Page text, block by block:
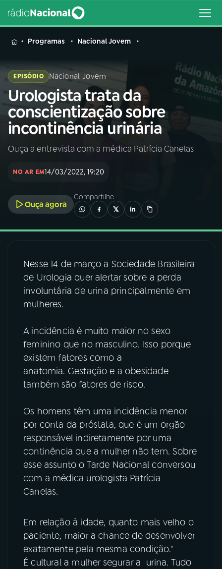
MENU
Buscar
na
Rádio
Nacional
Buscar
AO VIVO
02A RÁDIO
04PROGRAMAS
06VIDEOCASTS
07 ÚLTIMAS
08FESTIVAL DE MÚSICA
ACOMPANHE A RÁDIO NACIONAL
YouTube Facebook
Instagram
Programas Nacional Jovem
EPISÓDIO Nacional Jovem
Urologista trata da
conscientização sobre
incontinência urinária
Ouça a entrevista com a médica Patrícia Canelas
NO AR EM14/03/2022, 19:20
Ouça agora
Compartilhe
Nesse 14 de março a Sociedade Brasileira
de Urologia quer alertar sobre a perda
involuntária de urina principalmente em
mulheres.
A incidência é muito maior no sexo
feminino que no masculino. Isso porque
existem fatores como a
anatomia. Gestação e a obesidade
também são fatores de risco.
Os homens têm uma incidência menor
por conta da próstata, que é um orgão
responsável indiretamente por uma
continência que a mulher não tem. Sobre
esse assunto o Tarde Nacional conversou
com a médica urologista Patrícia
Canelas.
Em relação à idade, quanto mais velho o
paciente, maior a chance de desenvolver
exatamente pela mesma condição."
É cultural a mulher segurar a urina. Tudo